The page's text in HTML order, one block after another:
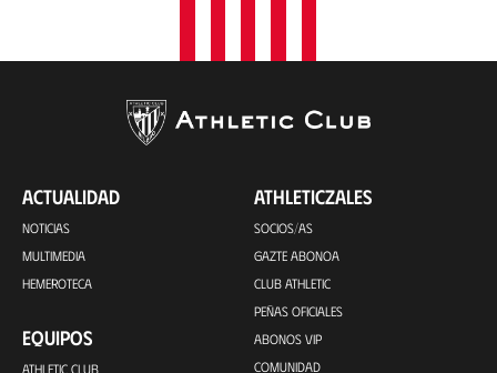
ACTUALIDAD
NOTICIAS
MULTIMEDIA
HEMEROTECA
EQUIPOS
ATHLETIC CLUB
ATHLETICZALES
SOCIOS/AS
GAZTE ABONOA
CLUB ATHLETIC
PEÑAS OFICIALES
ABONOS VIP
COMUNIDAD